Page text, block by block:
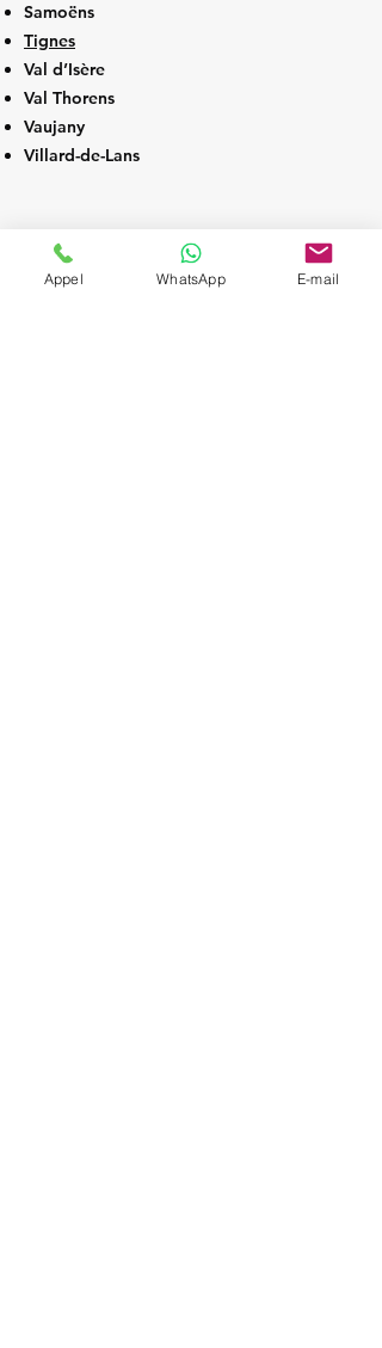
Samoëns
Tignes
Val d’Isère
Val Thorens
Vaujany
Villard-de-Lans
Contact us
To book our private chauffeur services
Appel WhatsApp E-mail